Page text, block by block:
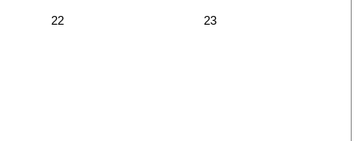
22 23